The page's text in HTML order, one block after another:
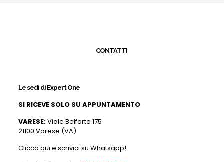
CONTATTI
Le sedi di Expert One
SI RICEVE SOLO SU APPUNTAMENTO
VARESE:Viale Belforte 175
21100 Varese (VA)
Clicca qui e scrivici su Whatsapp!